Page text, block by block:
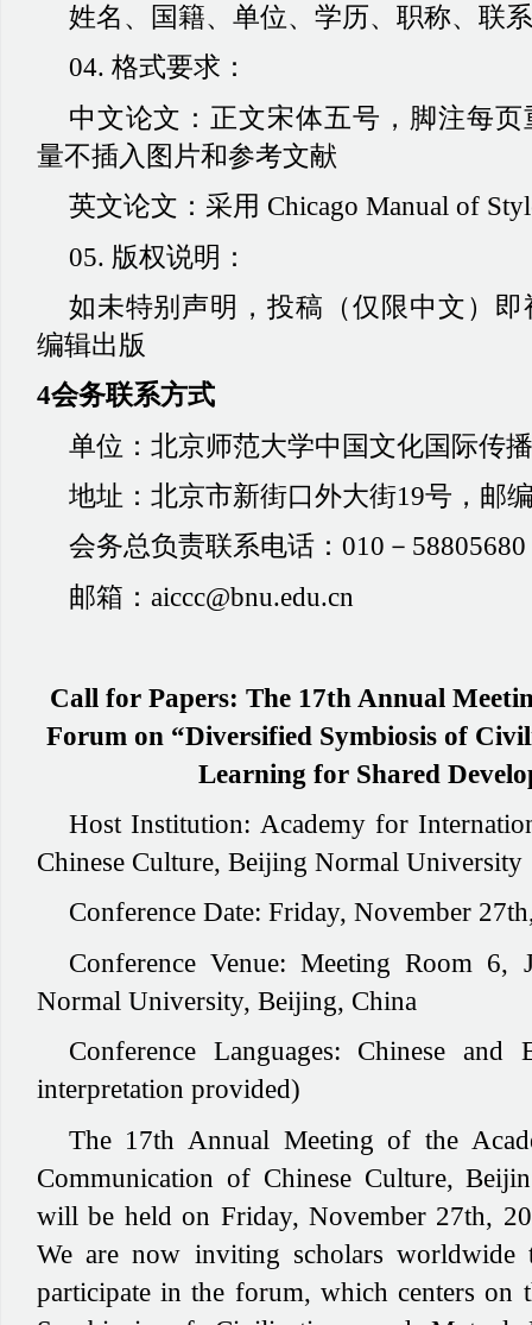
姓名、国籍、单位、学历、职称、联
04. 格式要求：
中文论文：正文宋体五号，脚注每页
量不插入图片和参考文献
英文论文：采用 Chicago Manual of
05. 版权说明：
如未特别声明，投稿（仅限中文）
编辑出版
4会务联系方式
单位：北京师范大学中国文化国际传
地址：北京市新街口外大街19号，邮
会务总负责联系电话： 010－58805680
邮箱： aiccc@bnu.edu.cn
Call for Papers: The 17th Annual
Forum on “Diversified Symbiosis of
Learning for Shared
Host Institution: Academy for
Chinese Culture, Beijing Normal University
Conference Date: Friday, November
Conference Venue: Meeting Room 6,
Normal University, Beijing, China
Conference Languages:
Chinese and
interpretation provided)
The 17th Annual Meeting of the
Communication of Chinese Culture,
will be held on Friday, November 27th,
We are now inviting scholars worldwide
participate in the forum, which centers on